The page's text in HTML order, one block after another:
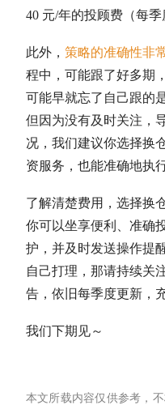
40 元/年的投顾费（每季
此外， 策略的准确性非
程中，可能跟了好多期
可能早就忘了自己跟的
但因为没有及时关注
况，我们建议你选择换
资服务，也能准确地执
了解清楚费用，选择换
你可以坐享便利、准确
护，并及时发送操作提
自己打理，那请持续关
告，依旧每季度更新，
我们下期见～
本文所载内容仅供参考，